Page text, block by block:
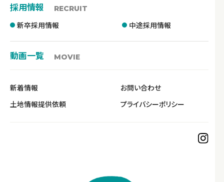
採用情報 RECRUIT
新卒採用情報 中途採用情報
動画一覧 MOVIE
新着情報
お問い合わせ
土地情報提供依頼
プライバシーポリシー